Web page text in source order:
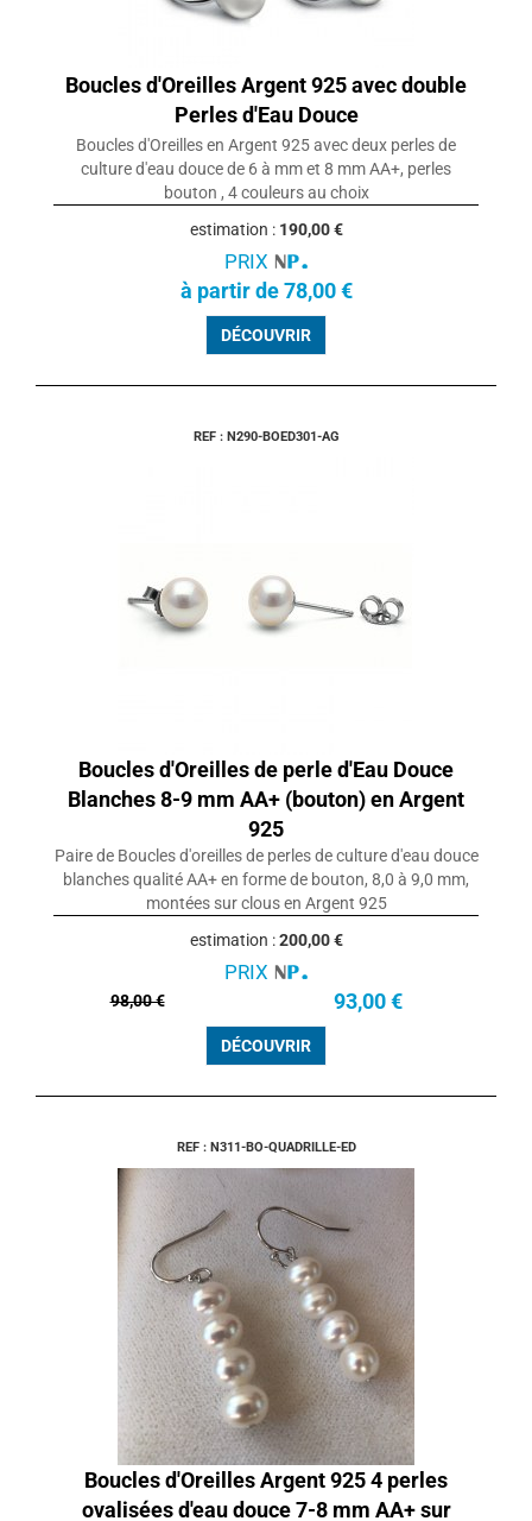
Boucles d'Oreilles Argent 925 avec double
Perles d'Eau Douce
Boucles d'Oreilles en Argent 925 avec deux perles de
culture d'eau douce de 6 à mm et 8 mm AA+, perles
bouton , 4 couleurs au choix
estimation : 190,00 €
PRIX
à partir de 78,00 €
DÉCOUVRIR
REF : N290-BOED301-AG
Boucles d'Oreilles de perle d'Eau Douce
Blanches 8-9 mm AA+ (bouton) en Argent
925
Paire de Boucles d'oreilles de perles de culture d'eau douce
blanches qualité AA+ en forme de bouton, 8,0 à 9,0 mm,
montées sur clous en Argent 925
estimation :200,00 €
PRIX
98,00 € 93,00 €
DÉCOUVRIR
REF : N311-BO-QUADRILLE-ED
Boucles d'Oreilles Argent 925 4 perles
ovalisées d'eau douce 7-8 mm AA+ sur